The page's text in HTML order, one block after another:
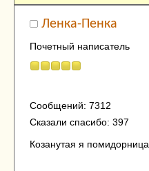
Ленка-Пенка
Почетный написатель
Сообщений: 7312
Сказали спасибо: 397
Козанутая я помидорница